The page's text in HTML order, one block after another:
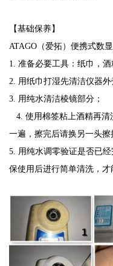
【基础保养】
ATAGO（爱拓）便携式数
1. 准备必要工具：纸巾，酒
2. 用纸巾打湿先清洁仪器
3. 用纯水清洁棱镜部分；
4. 使用棉签粘上酒精再清
一遍，擦完后请换另一头擦
5. 用纯水调零验证是否已
保使用后进行简单清洗， 才